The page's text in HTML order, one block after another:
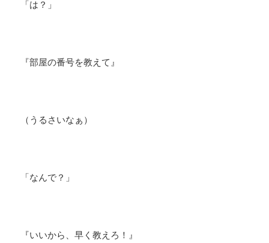
「は？」
『部屋の番号を教えて』
（うるさいなぁ）
「なんで？」
『いいから、早く教えろ！』